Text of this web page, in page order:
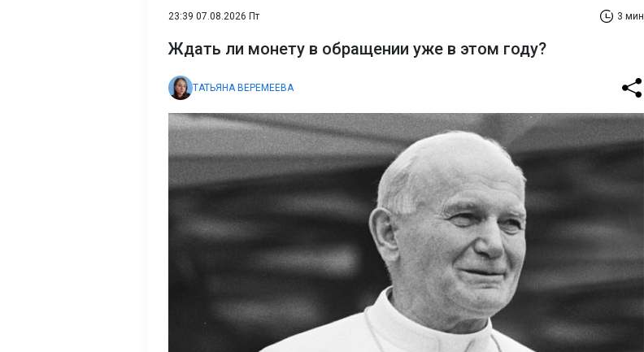
23:39 07.08.2026 Пт 3 мин
Ждать ли монету в обращении уже в этом году?
ТАТЬЯНА ВЕРЕМЕЕВА